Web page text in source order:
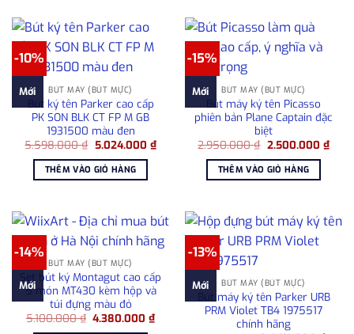
-10%
Mới BÚT MÁY (BÚT MỰC)
Bút ký tên Parker cao cấp
PK SON BLK CT FP M GB
1931500 màu đen
5.598.000₫ Giá
là:
5.598.000 ₫.
5.024.000 ₫Giá
hiện
5.024.000 ₫.
THÊM VÀO GIỎ HÀNG
-15%
Mới BÚT MÁY (BÚT MỰC)
Bút máy ký tên Picasso
phiên bản Plane Captain đặc
biệt
2.950.000₫ Giá
là:
2.950.000 ₫.
2.500.000 ₫Giá
hiện
THÊM VÀO GIỎ HÀNG
-14%
Mới
BÚT MÁY (BÚT MỰC)
Set bút ký Montagut cao cấp
5 món MT430 kèm hộp và
túi đựng màu đỏ
5.100.000₫ Giá
4.380.000₫Giá
-13%
Mới BÚT MÁY (BÚT MỰC)
Bút máy ký tên Parker URB
PRM Violet TB4 1975517
chính hãng